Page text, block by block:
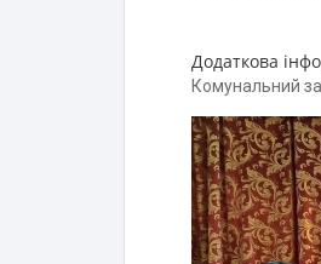
Додаткова
Комунальний